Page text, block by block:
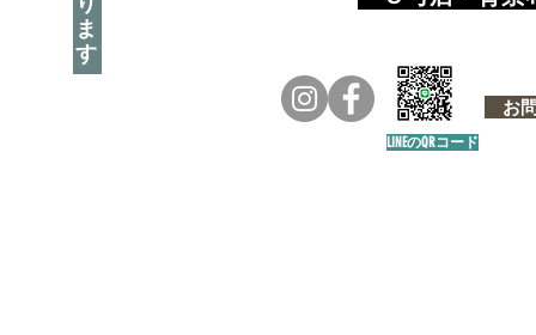
お
LINEのQRコード